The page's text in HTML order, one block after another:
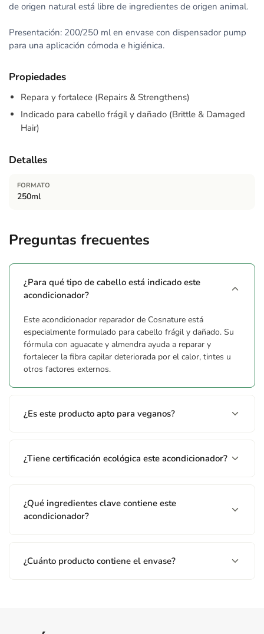
de origen natural está libre de ingredientes de origen animal.
Presentación: 200/250 ml en envase con dispensador pump
para una aplicación cómoda e higiénica.
Propiedades
Repara y fortalece (Repairs & Strengthens)
Indicado para cabello frágil y dañado (Brittle & Damaged
Hair)
Detalles
FORMATO
250ml
Preguntas frecuentes
¿Para qué tipo de cabello está indicado este
acondicionador?
Este acondicionador reparador de Cosnature está
especialmente formulado para cabello frágil y dañado. Su
fórmula con aguacate y almendra ayuda a reparar y
fortalecer la fibra capilar deteriorada por el calor, tintes u
otros factores externos.
¿Es este producto apto para veganos?
¿Tiene certificación ecológica este acondicionador?
¿Qué ingredientes clave contiene este
acondicionador?
¿Cuánto producto contiene el envase?